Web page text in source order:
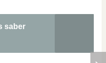
saber